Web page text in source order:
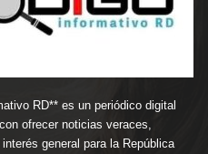
RD** es un periódico digital
ofrecer noticias veraces,
general para la República